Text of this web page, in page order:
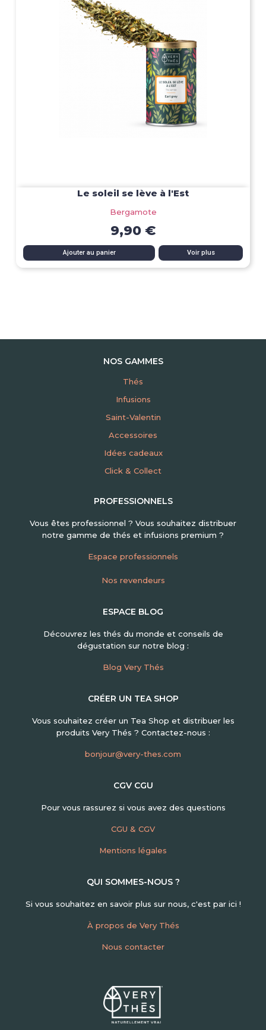
Le soleil se lève à l'Est
Bergamote
9,90 €
Ajouter au panier Voir plus
NOS GAMMES
Thés
Infusions
Saint-Valentin
Accessoires
Idées cadeaux
Click & Collect
PROFESSIONNELS
Vous êtes professionnel ? Vous souhaitez distribuer
notre gamme de thés et infusions premium ?
Espace professionnels
Nos revendeurs
ESPACE BLOG
Découvrez les thés du monde et conseils de
dégustation sur notre blog :
Blog Very Thés
CRÉER UN TEA SHOP
Vous souhaitez créer un Tea Shop et distribuer les
produits Very Thés ? Contactez-nous :
bonjour@very-thes.com
CGV CGU
Pour vous rassurez si vous avez des questions
CGU & CGV
Mentions légales
QUI SOMMES-NOUS ?
Si vous souhaitez en savoir plus sur nous, c'est par ici !
À propos de Very Thés
Nous contacter